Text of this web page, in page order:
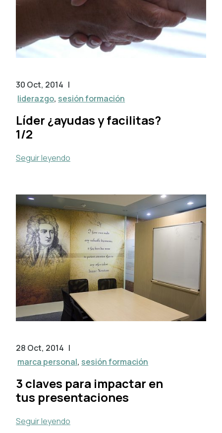
30 Oct, 2014 |
liderazgo, sesión formación
Líder ¿ayudas y facilitas?
1/2
Seguir leyendo
28 Oct, 2014 |
marca personal, sesión formación
3 claves para impactar en
tus presentaciones
Seguir leyendo